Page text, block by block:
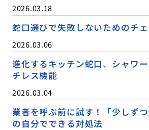
2026.03.18
蛇口選びで失敗しないためのチ
2026.03.06
進化するキッチン蛇口、シャワ
チレス機能
2026.03.04
業者を呼ぶ前に試す！「少しず
の自分でできる対処法